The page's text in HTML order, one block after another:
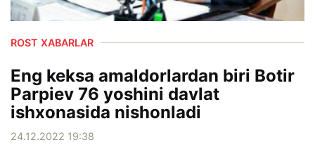
ROST XABARLAR
Eng keksa amaldorlardan biri Botir
Parpiev 76 yoshini davlat
ishxonasida nishonladi
24.12.2022 19:38